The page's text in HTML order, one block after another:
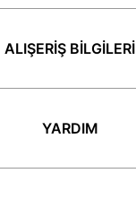
ALIŞERİŞ BİLGİLERİ
YARDIM